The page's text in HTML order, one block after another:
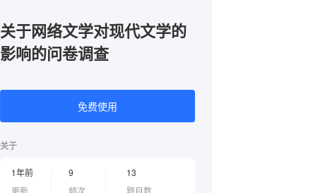
关于网络文学对现代文学的
影响的问卷调查
免费使用
关于
1年前
更新
9
频次
13
题目数